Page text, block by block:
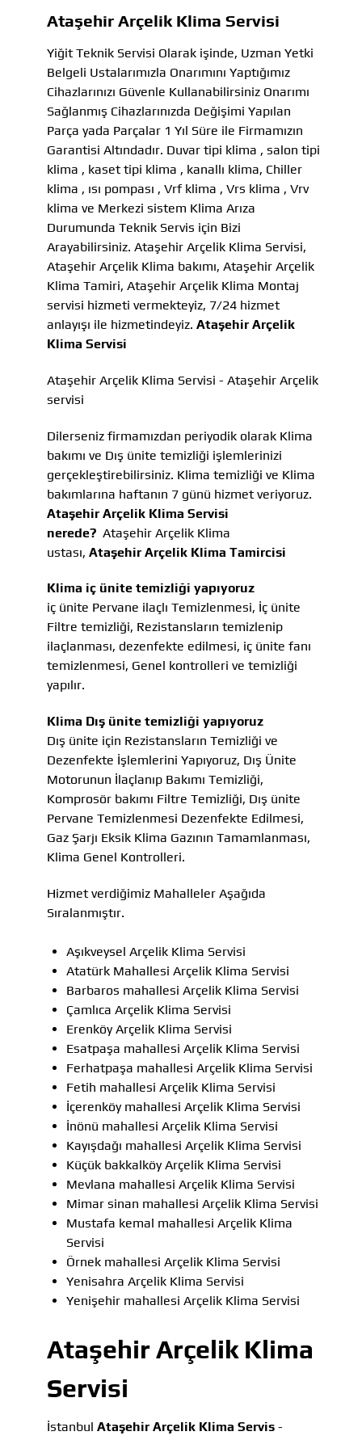
Ataşehir Arçelik Klima Servisi
Yiğit Teknik Servisi Olarak işinde, Uzman Yetki
Belgeli Ustalarımızla Onarımını Yaptığımız
Cihazlarınızı Güvenle Kullanabilirsiniz Onarımı
Sağlanmış Cihazlarınızda Değişimi Yapılan
Parça yada Parçalar 1 Yıl Süre ile Firmamızın
Garantisi Altındadır. Duvar tipi klima , salon tipi
klima , kaset tipi klima , kanallı klima, Chiller
klima , ısı pompası , Vrf klima , Vrs klima , Vrv
klima ve Merkezi sistem Klima Arıza
Durumunda Teknik Servis için Bizi
Arayabilirsiniz. Ataşehir Arçelik Klima Servisi,
Ataşehir Arçelik Klima bakımı, Ataşehir Arçelik
Klima Tamiri, Ataşehir Arçelik Klima Montaj
servisi hizmeti vermekteyiz, 7/24 hizmet
anlayışı ile hizmetindeyiz. Ataşehir Arçelik
Klima Servisi
Ataşehir Arçelik Klima Servisi - Ataşehir Arçelik
servisi
Dilerseniz firmamızdan periyodik olarak Klima
bakımı ve Dış ünite temizliği işlemlerinizi
gerçekleştirebilirsiniz. Klima temizliği ve Klima
bakımlarına haftanın 7 günü hizmet veriyoruz.
Ataşehir Arçelik Klima Servisi
nerede? Ataşehir Arçelik Klima
ustası, Ataşehir Arçelik Klima Tamircisi
Klima iç ünite temizliği yapıyoruz
iç ünite Pervane ilaçlı Temizlenmesi, İç ünite
Filtre temizliği, Rezistansların temizlenip
ilaçlanması, dezenfekte edilmesi, iç ünite fanı
temizlenmesi, Genel kontrolleri ve temizliği
yapılır.
Klima Dış ünite temizliği yapıyoruz
Dış ünite için Rezistansların Temizliği ve
Dezenfekte İşlemlerini Yapıyoruz, Dış Ünite
Motorunun İlaçlanıp Bakımı Temizliği,
Komprosör bakımı Filtre Temizliği, Dış ünite
Pervane Temizlenmesi Dezenfekte Edilmesi,
Gaz Şarjı Eksik Klima Gazının Tamamlanması,
Klima Genel Kontrolleri.
Hizmet verdiğimiz Mahalleler Aşağıda
Sıralanmıştır.
Aşıkveysel Arçelik Klima Servisi
Atatürk Mahallesi Arçelik Klima Servisi
Barbaros mahallesi Arçelik Klima Servisi
Çamlıca Arçelik Klima Servisi
Erenköy Arçelik Klima Servisi
Esatpaşa mahallesi Arçelik Klima Servisi
Ferhatpaşa mahallesi Arçelik Klima Servisi
Fetih mahallesi Arçelik Klima Servisi
İçerenköy mahallesi Arçelik Klima Servisi
İnönü mahallesi Arçelik Klima Servisi
Kayışdağı mahallesi Arçelik Klima Servisi
Küçük bakkalköy Arçelik Klima Servisi
Mevlana mahallesi Arçelik Klima Servisi
Mimar sinan mahallesi Arçelik Klima Servisi
Mustafa kemal mahallesi Arçelik Klima
Servisi
Örnek mahallesi Arçelik Klima Servisi
Yenisahra Arçelik Klima Servisi
Yenişehir mahallesi Arçelik Klima Servisi
Ataşehir Arçelik Klima
Servisi
İstanbul Ataşehir Arçelik Klima Servis -